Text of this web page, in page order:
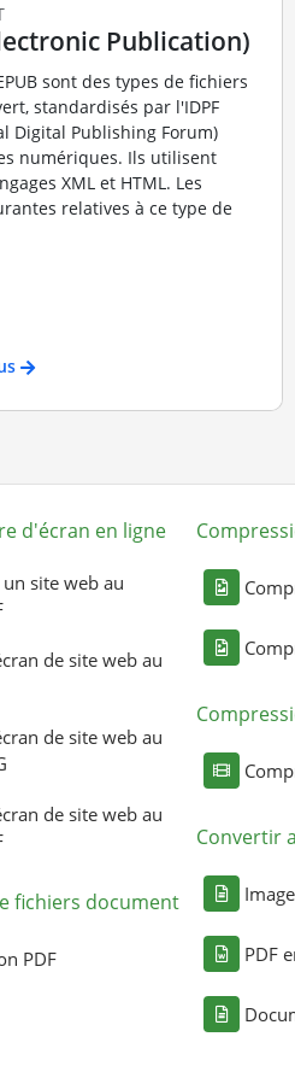
Publication)
sont des types de fichiers
standardisés par l'IDPF
Digital Publishing Forum)
numériques. Ils utilisent
XML et HTML. Les
relatives à ce type de
d'écran en ligne
site web au
de site web au
de site web au
de site web au
fichiers document
PDF
Convertir
PDF